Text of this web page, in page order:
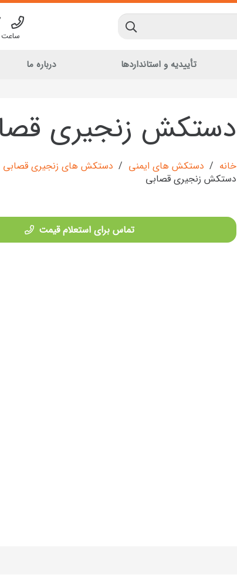
ساعت
تأییدیه و استانداردها درباره ما
دستکش زنجیری
خانه / دستکش های ایمنی / دستکش های زنجیری قصابی
دستکش زنجیری قصابی
تماس برای استعلام قیمت